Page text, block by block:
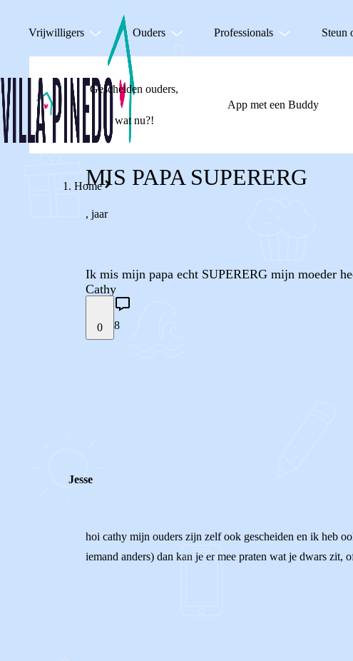
Vrijwilligers Ouders Professionals Steun
Gescheiden ouders,
wat nu?!
App met een Buddy
Home
MIS PAPA SUPERERG
, jaar
Ik mis mijn papa echt SUPERERG mijn moeder
Cathy
0 8
Jesse
hoi cathy mijn ouders zijn zelf ook gescheiden en ik heb
iemand anders) dan kan je er mee praten wat je dwars zit,